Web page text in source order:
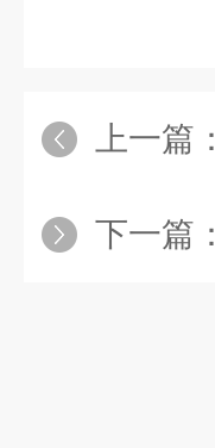
上一篇：
下一篇：